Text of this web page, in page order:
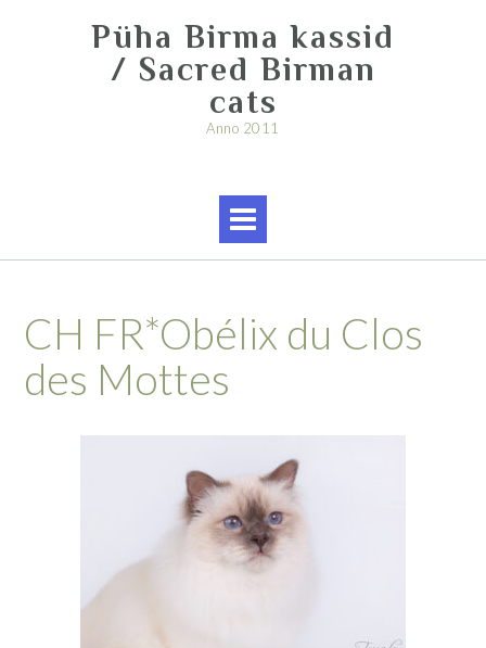
Püha Birma kassid
/ Sacred Birman
cats
Anno 2011
CH FR*Obélix du Clos
des Mottes